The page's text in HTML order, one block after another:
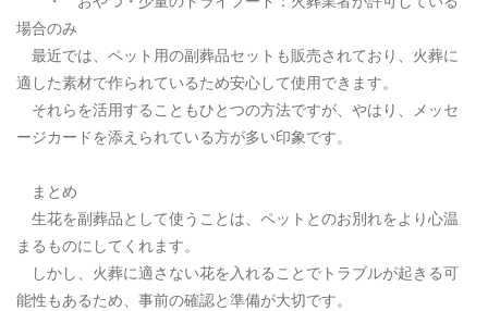
場合のみ
最近では、ペット用の副葬品セットも販売されており、火葬に
適した素材で作られているため安心して使用できます。
それらを活用することもひとつの方法ですが、やはり、メッセ
ージカードを添えられている方が多い印象です。
まとめ
生花を副葬品として使うことは、ペットとのお別れをより心温
まるものにしてくれます。
しかし、火葬に適さない花を入れることでトラブルが起きる可
能性もあるため、事前の確認と準備が大切です。